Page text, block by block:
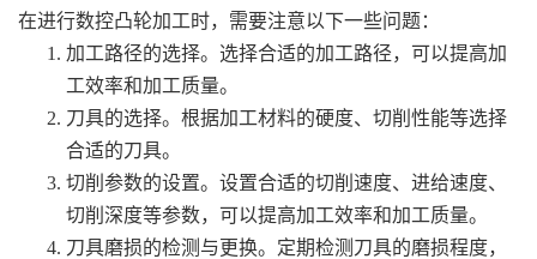
在进行数控凸轮加工时，需要注意以下一些问题：
加工路径的选择。选择合适的加工路径，可以提高加
工效率和加工质量。
刀具的选择。根据加工材料的硬度、切削性能等选择
合适的刀具。
切削参数的设置。设置合适的切削速度、进给速度、
切削深度等参数，可以提高加工效率和加工质量。
刀具磨损的检测与更换。定期检测刀具的磨损程度，